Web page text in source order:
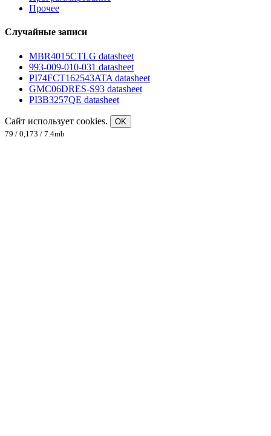
Прочее
Случайные записи
MBR4015CTLG datasheet
993-009-010-031 datasheet
PI74FCT162543ATA datasheet
GMC06DRES-S93 datasheet
PI3B3257QE datasheet
Сайт использует cookies.
OK
79 / 0,173 / 7.4mb